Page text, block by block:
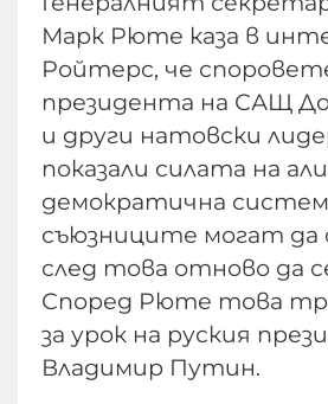
Марк Рюте каза в
Ройтерс, че
президента на САЩ
и други натовски
показали силата на
демократична
съюзниците могат да
след това отново да
Според Рюте това
за урок на руския
Владимир Путин.